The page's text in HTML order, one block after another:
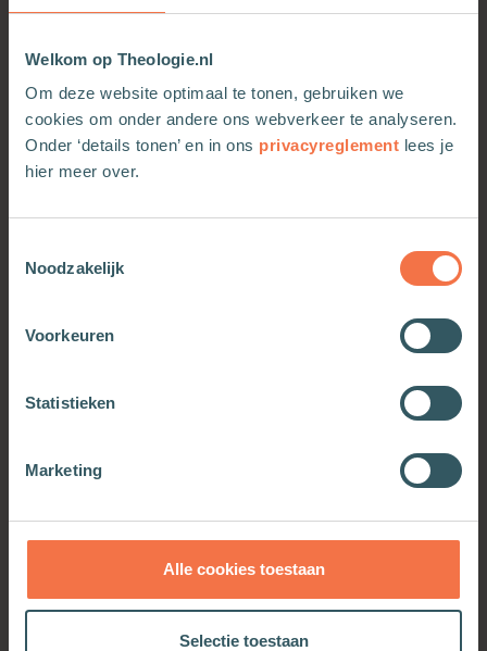
Welkom op Theologie.nl
Om deze website optimaal te tonen, gebruiken we
cookies om onder andere ons webverkeer te analyseren.
Onder ‘details tonen’ en in ons privacyreglement lees je
hier meer over.
Noodzakelijk
Voorkeuren
Statistieken
Marketing
Alle cookies toestaan
Selectie toestaan
Avondgedachten
Meer informatie
Dagboek over heiligen en
Heimwee en hoop